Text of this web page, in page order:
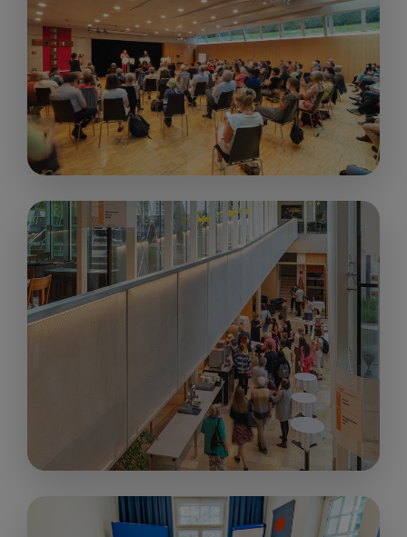
„Forum“
ab € 350,00
200 m²
up to 231
people
„Foyer“
nach Vereinbarung
100 m²
up to 400